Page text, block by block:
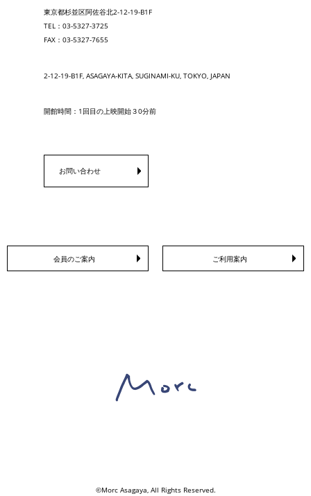
東京都杉並区阿佐谷北2-12-19-B1F
TEL：03-5327-3725
FAX：03-5327-7655
2-12-19-B1F, ASAGAYA-KITA, SUGINAMI-KU, TOKYO, JAPAN
開館時間：1回目の上映開始３0分前
お問い合わせ
会員のご案内 ご利用案内
©Morc Asagaya, All Rights Reserved.